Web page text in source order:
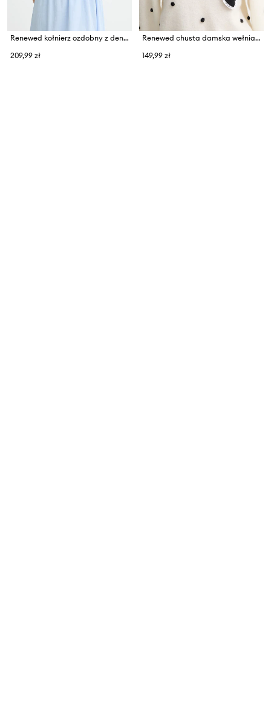
Renewed kołnierz ozdobny z denimu creative upcycling
209,99 zł
Renewed chusta damska wełniana
149,99 zł